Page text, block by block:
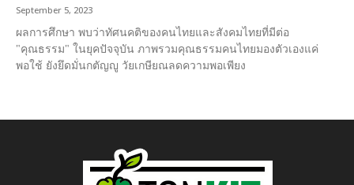
September 5, 2023
ผลการศึกษา พบว่าทัศนคติของคนไทยและสังคมไทยที่มีต่อ
"คุณธรรม" ในยุคปัจจุบัน ภาพรวมคุณธรรมคนไทยมองตัวเองแค่
พอใช้ ยังยึดมั่นกตัญญู วัยเกษียณลดความพอเพียง